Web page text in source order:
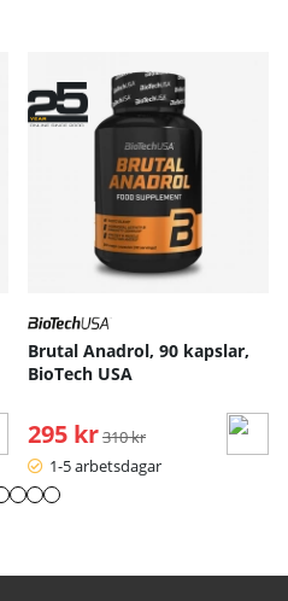
Brutal Anadrol, 90 kapslar,
BioTech USA
295 kr Ordinarie pris:
310 kr
1-5 arbetsdagar